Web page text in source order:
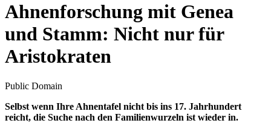
Ahnenforschung mit Genea
und Stamm: Nicht nur für
Aristokraten
Public Domain
Selbst wenn Ihre Ahnentafel nicht bis ins 17. Jahrhundert
reicht, die Suche nach den Familienwurzeln ist wieder in.